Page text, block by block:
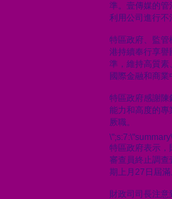
準。壹傳媒的管
利用公司進行不
特區政府、監管
港持續奉行享譽
準，維持高質素
國際金融和商
特區政府感謝陳
能力和高度的專
厥職。
特區政府表示，
審查員終止調查
期上月27日屆
財政司司長注